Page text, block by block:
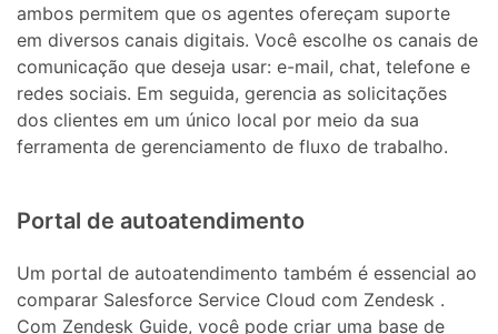
ambos permitem que os agentes ofereçam suporte
em diversos canais digitais. Você escolhe os canais de
comunicação que deseja usar: e-mail, chat, telefone e
redes sociais. Em seguida, gerencia as solicitações
dos clientes em um único local por meio da sua
ferramenta de gerenciamento de fluxo de trabalho.
Portal de autoatendimento
Um portal de autoatendimento também é essencial ao
comparar Salesforce Service Cloud com Zendesk .
Com Zendesk Guide, você pode criar uma base de